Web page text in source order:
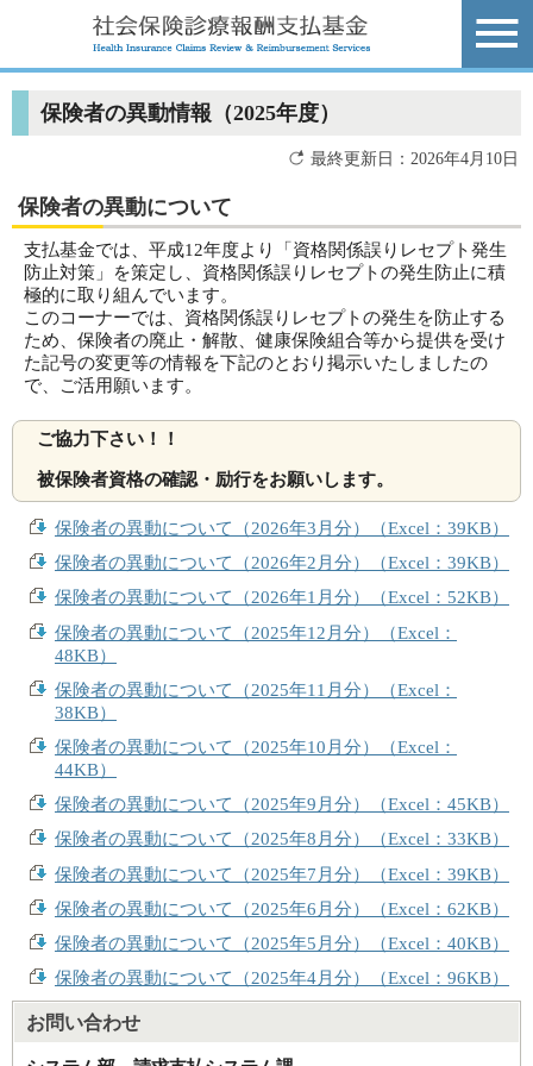
保険者の異動情報（2025年度）
最終更新日：2026年4月10日
保険者の異動について
支払基金では、平成12年度より「資格関係誤りレセプト発生
防止対策」を策定し、資格関係誤りレセプトの発生防止に積
極的に取り組んでいます。
このコーナーでは、資格関係誤りレセプトの発生を防止する
ため、保険者の廃止・解散、健康保険組合等から提供を受け
た記号の変更等の情報を下記のとおり掲示いたしましたの
で、ご活用願います。
ご協力下さい！！
被保険者資格の確認・励行をお願いします。
保険者の異動について（2026年3月分）（Excel：39KB）
保険者の異動について（2026年2月分）（Excel：39KB）
保険者の異動について（2026年1月分）（Excel：52KB）
保険者の異動について（2025年12月分）（Excel：
48KB）
保険者の異動について（2025年11月分）（Excel：
38KB）
保険者の異動について（2025年10月分）（Excel：
44KB）
保険者の異動について（2025年9月分）（Excel：45KB）
保険者の異動について（2025年8月分）（Excel：33KB）
保険者の異動について（2025年7月分）（Excel：39KB）
保険者の異動について（2025年6月分）（Excel：62KB）
保険者の異動について（2025年5月分）（Excel：40KB）
保険者の異動について（2025年4月分）（Excel：96KB）
お問い合わせ